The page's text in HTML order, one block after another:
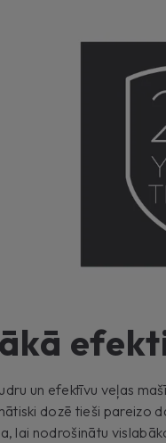
un efektīvu veļas
dozē tieši pareizo
lai nodrošinātu